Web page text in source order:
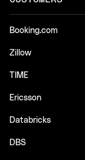
Booking.com
Zillow
TIME
Ericsson
Databricks
DBS